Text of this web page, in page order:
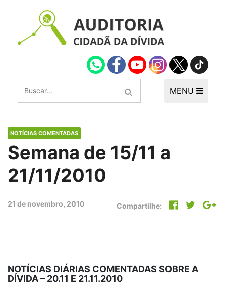
MENU
NOTÍCIAS COMENTADAS
Semana de 15/11 a
21/11/2010
21 de novembro, 2010 Compartilhe:
NOTÍCIAS DIÁRIAS COMENTADAS SOBRE A
DÍVIDA – 20.11 E 21.11.2010